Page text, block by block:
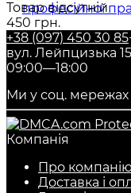
Товар відсутній
450 грн.
+38 (097) 450 30 85
вул. Лейпцизька 15
09:00—18:00
Ми у соц. мережах
Компанія
Про компанію
Доставка і